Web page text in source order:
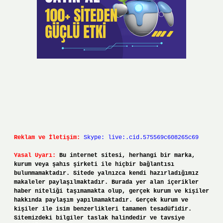
Reklam ve İletişim: Skype: live:.cid.575569c608265c69
Yasal Uyarı:
Bu internet sitesi, herhangi bir marka,
kurum veya şahıs şirketi ile hiçbir bağlantısı
bulunmamaktadır. Sitede yalnızca kendi hazırladığımız
makaleler paylaşılmaktadır. Burada yer alan içerikler
haber niteliği taşımamakta olup, gerçek kurum ve kişiler
hakkında paylaşım yapılmamaktadır. Gerçek kurum ve
kişiler ile isim benzerlikleri tamamen tesadüfidir.
Sitemizdeki bilgiler taslak halindedir ve tavsiye